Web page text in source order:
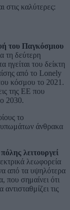
στις καλύτερες:
του Παγκόσμιου
τη δεύτερη
ηγείται του δείκτη
από το Lonely
κόσμου το 2021.
της ΕΕ που
2030.
το
άνθρακα
λειτουργεί
λεωφορεία
από τα υψηλότερα
που σημαίνει ότι
τις